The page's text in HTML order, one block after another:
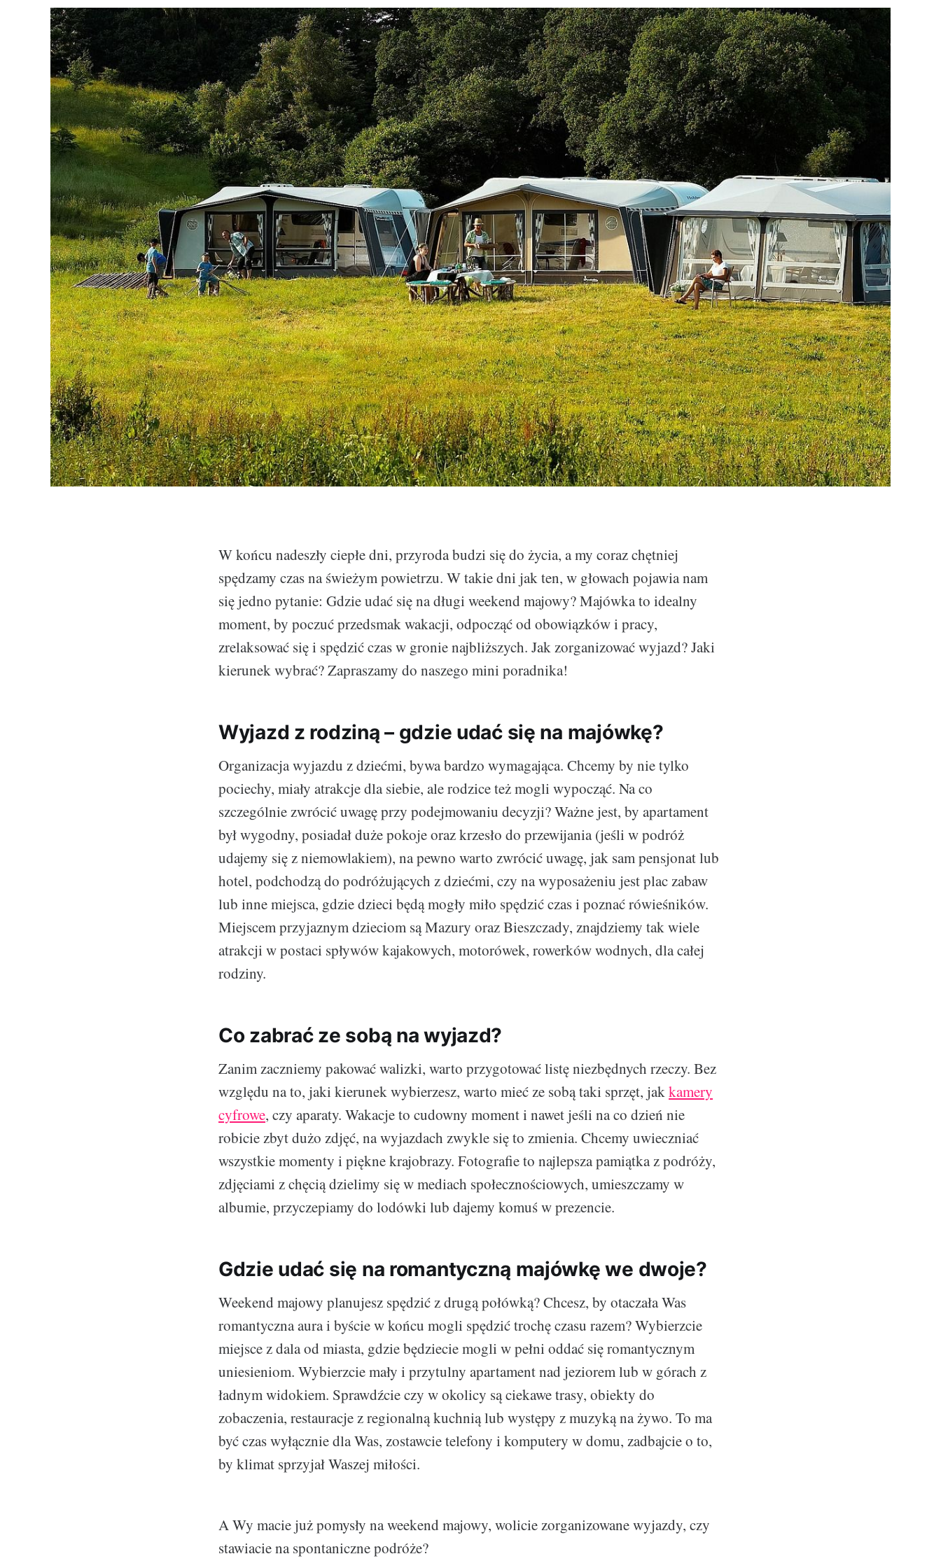
W końcu nadeszły ciepłe dni, przyroda budzi się do życia, a my coraz chętniej
spędzamy czas na świeżym powietrzu. W takie dni jak ten, w głowach pojawia nam
się jedno pytanie: Gdzie udać się na długi weekend majowy? Majówka to idealny
moment, by poczuć przedsmak wakacji, odpocząć od obowiązków i pracy,
zrelaksować się i spędzić czas w gronie najbliższych. Jak zorganizować wyjazd? Jaki
kierunek wybrać? Zapraszamy do naszego mini poradnika!
Wyjazd z rodziną – gdzie udać się na majówkę?
Organizacja wyjazdu z dziećmi, bywa bardzo wymagająca. Chcemy by nie tylko
pociechy, miały atrakcje dla siebie, ale rodzice też mogli wypocząć. Na co
szczególnie zwrócić uwagę przy podejmowaniu decyzji? Ważne jest, by apartament
był wygodny, posiadał duże pokoje oraz krzesło do przewijania (jeśli w podróż
udajemy się z niemowlakiem), na pewno warto zwrócić uwagę, jak sam pensjonat lub
hotel, podchodzą do podróżujących z dziećmi, czy na wyposażeniu jest plac zabaw
lub inne miejsca, gdzie dzieci będą mogły miło spędzić czas i poznać rówieśników.
Miejscem przyjaznym dzieciom są Mazury oraz Bieszczady, znajdziemy tak wiele
atrakcji w postaci spływów kajakowych, motorówek, rowerków wodnych, dla całej
rodziny.
Co zabrać ze sobą na wyjazd?
Zanim zaczniemy pakować walizki, warto przygotować listę niezbędnych rzeczy. Bez
względu na to, jaki kierunek wybierzesz, warto mieć ze sobą taki sprzęt, jakkamery
cyfrowe, czy aparaty. Wakacje to cudowny moment i nawet jeśli na co dzień nie
robicie zbyt dużo zdjęć, na wyjazdach zwykle się to zmienia. Chcemy uwieczniać
wszystkie momenty i piękne krajobrazy. Fotografie to najlepsza pamiątka z podróży,
zdjęciami z chęcią dzielimy się w mediach społecznościowych, umieszczamy w
albumie, przyczepiamy do lodówki lub dajemy komuś w prezencie.
Gdzie udać się na romantyczną majówkę we dwoje?
Weekend majowy planujesz spędzić z drugą połówką? Chcesz, by otaczała Was
romantyczna aura i byście w końcu mogli spędzić trochę czasu razem? Wybierzcie
miejsce z dala od miasta, gdzie będziecie mogli w pełni oddać się romantycznym
uniesieniom. Wybierzcie mały i przytulny apartament nad jeziorem lub w górach z
ładnym widokiem. Sprawdźcie czy w okolicy są ciekawe trasy, obiekty do
zobaczenia, restauracje z regionalną kuchnią lub występy z muzyką na żywo. To ma
być czas wyłącznie dla Was, zostawcie telefony i komputery w domu, zadbajcie o to,
by klimat sprzyjał Waszej miłości.
A Wy macie już pomysły na weekend majowy, wolicie zorganizowane wyjazdy, czy
stawiacie na spontaniczne podróże?